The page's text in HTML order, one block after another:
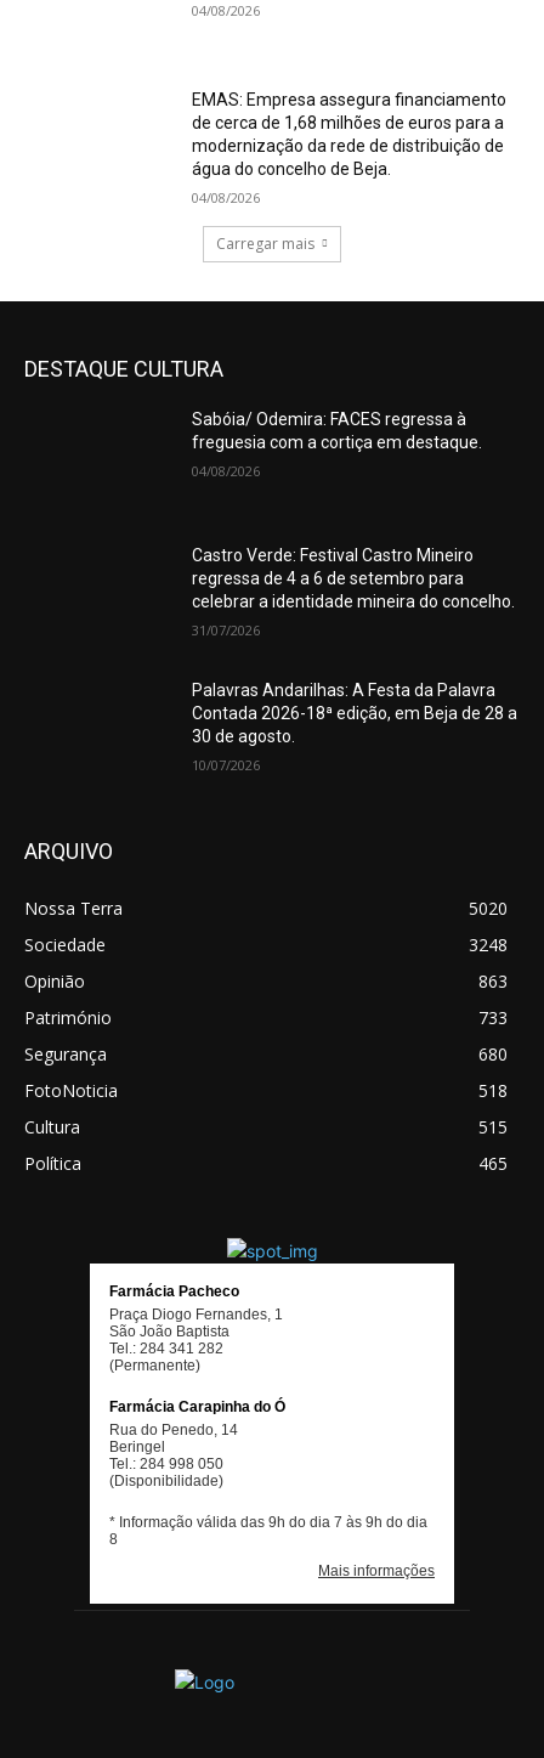
04/08/2026
EMAS: Empresa assegura financiamento
de cerca de 1,68 milhões de euros para a
modernização da rede de distribuição de
água do concelho de Beja.
04/08/2026
Carregar mais
DESTAQUE CULTURA
Sabóia/ Odemira: FACES regressa à
freguesia com a cortiça em destaque.
04/08/2026
Castro Verde: Festival Castro Mineiro
regressa de 4 a 6 de setembro para
celebrar a identidade mineira do concelho.
31/07/2026
Palavras Andarilhas: A Festa da Palavra
Contada 2026-18ª edição, em Beja de 28 a
30 de agosto.
10/07/2026
ARQUIVO
Nossa Terra
5020
Sociedade
3248
Opinião
863
Património
733
Segurança
680
FotoNoticia
518
Cultura
515
Política
465